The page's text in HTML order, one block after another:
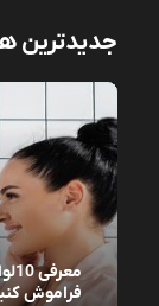
جدیدترین
فراموش